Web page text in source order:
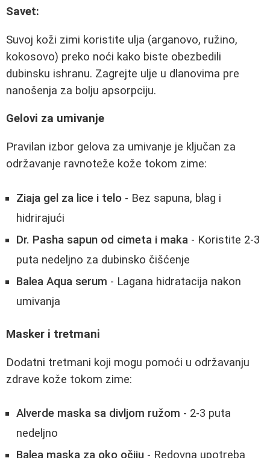
Savet:
Suvoj koži zimi koristite ulja (arganovo, ružino,
kokosovo) preko noći kako biste obezbedili
dubinsku ishranu. Zagrejte ulje u dlanovima pre
nanošenja za bolju apsorpciju.
Gelovi za umivanje
Pravilan izbor gelova za umivanje je ključan za
održavanje ravnoteže kože tokom zime:
Ziaja gel za lice i telo - Bez sapuna, blag i
hidrirajući
Dr. Pasha sapun od cimeta i maka - Koristite 2-3
puta nedeljno za dubinsko čišćenje
Balea Aqua serum - Lagana hidratacija nakon
umivanja
Masker i tretmani
Dodatni tretmani koji mogu pomoći u održavanju
zdrave kože tokom zime:
Alverde maska sa divljom ružom - 2-3 puta
nedeljno
Balea maska za oko očiju - Redovna upotreba